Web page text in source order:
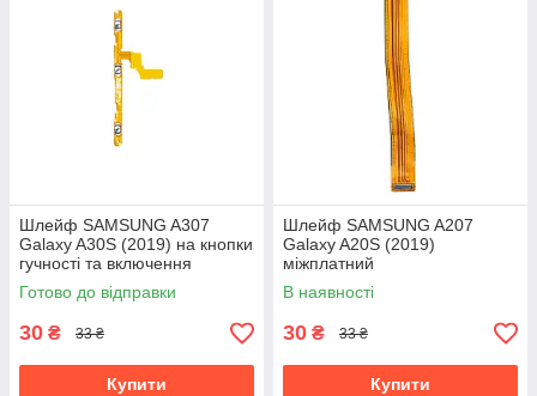
Шлейф SAMSUNG A307
Galaxy A30S (2019) на кнопки
гучності та включення
Готово до відправки
30 ₴ 33 ₴
Купити
Шлейф SAMSUNG A207
Galaxy A20S (2019)
міжплатний
В наявності
30 ₴ 33 ₴
Купити